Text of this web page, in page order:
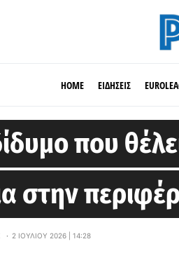
HOME ΕΙΔΗΣΕΙΣ
που
στην
2 ΙΟΥΛΊΟΥ 2026 | 14:28